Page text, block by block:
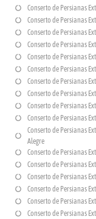
Conserto de Persianas
Conserto de Persianas
Conserto de Persianas
Conserto de Persianas
Conserto de Persianas
Conserto de Persianas
Conserto de Persianas
Conserto de Persianas
Conserto de Persianas
Conserto de Persianas
Conserto de Persianas
Alegre
Conserto de Persianas
Conserto de Persianas
Conserto de Persianas
Conserto de Persianas
Conserto de Persianas
Conserto de Persianas